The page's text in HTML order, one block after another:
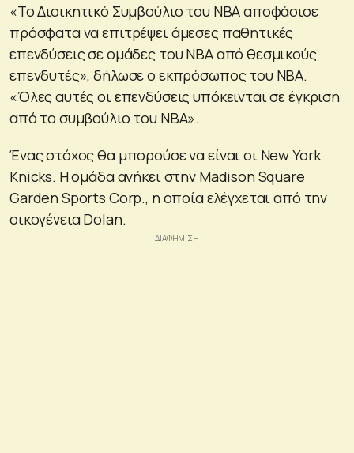
«Το Διοικητικό Συμβούλιο του ΝΒΑ αποφάσισε
πρόσφατα να επιτρέψει άμεσες παθητικές
επενδύσεις σε ομάδες του ΝΒΑ από θεσμικούς
επενδυτές», δήλωσε ο εκπρόσωπος του ΝΒΑ.
«Όλες αυτές οι επενδύσεις υπόκεινται σε έγκριση
από το συμβούλιο του ΝΒΑ».
Ένας στόχος θα μπορούσε να είναι οι Νew York
Knicks. Η ομάδα ανήκει στην Madison Square
Garden Sports Corp., η οποία ελέγχεται από την
οικογένεια Dolan.